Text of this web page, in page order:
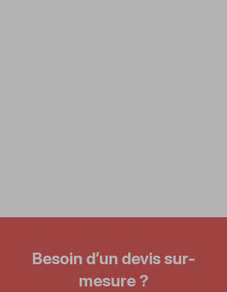
Besoin d’un devis sur-
mesure ?